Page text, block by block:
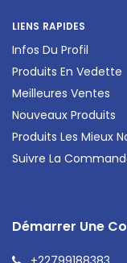
LIENS RAPIDES
Infos Du Profil
Produits En Vedette
Meilleures Ventes
Nouveaux Produits
Produits Les Mieux
Suivre La
Démarrer Une